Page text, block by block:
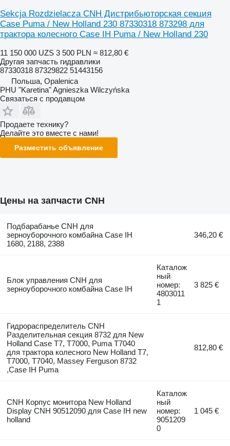
Sekcja Rozdzielacza CNH Дистрибьюторская секция
Case Puma / New Holland 230 87330318 873298 для
трактора колесного Case IH Puma / New Holland 230
11 150 000 UZS 3 500 PLN ≈ 812,80 €
Другая запчасть гидравлики
87330318 87329822 51443156
Польша, Opalenica
PHU "Karetina" Agnieszka Wilczyńska
Связаться с продавцом
Продаете технику?
Делайте это вместе с нами!
Разместить объявление
Цены на запчасти CNH
Подбарабанье CNH для
зерноуборочного комбайна Case IH
1680, 2188, 2388
346,20 €
Блок управления CNH для
зерноуборочного комбайна Case IH
Каталож
ный
номер:
4803011
1
3 825 €
Гидрораспределитель CNH
Разделительная секция 8732 для New
Holland Case T7, T7000, Puma T7040
для трактора колесного New Holland T7,
T7000, T7040, Massey Ferguson 8732
,Case IH Puma
812,80 €
CNH Корпус монитора New Holland
Display CNH 90512090 для Case IH new
holland
Каталож
ный
номер:
9051209
0
1 045 €